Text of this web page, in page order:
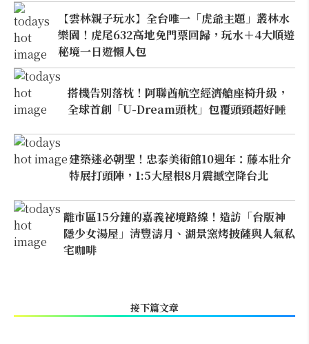
【雲林親子玩水】全台唯一「虎爺主題」叢林水
樂園！虎尾632高地免門票回歸，玩水＋4大順遊
秘境一日遊懶人包
搭機告別落枕！阿聯酋航空經濟艙座椅升級，
全球首創「U-Dream頭枕」包覆頭頸超好睡
建築迷必朝聖！忠泰美術館10週年：藤本壯介
特展打頭陣，1:5大屋根8月震撼空降台北
離市區15分鐘的嘉義祕境路線！造訪「台版神
隱少女湯屋」清豐濤月、湖景窯烤披薩與人氣私
宅咖啡
接下篇文章